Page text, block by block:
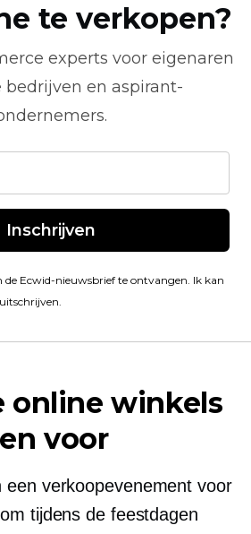
te verkopen?
experts voor eigenaren
bedrijven en aspirant-
Inschrijven
de Ecwid-nieuwsbrief te ontvangen. Ik kan
online winkels
voor
een verkoopevenement voor
tijdens de feestdagen